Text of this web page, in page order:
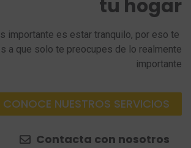
tu hogar
importante es estar tranquilo, por eso te
a que solo te preocupes de lo realmente
importante
CONOCE NUESTROS SERVICIOS
Contacta con nosotros